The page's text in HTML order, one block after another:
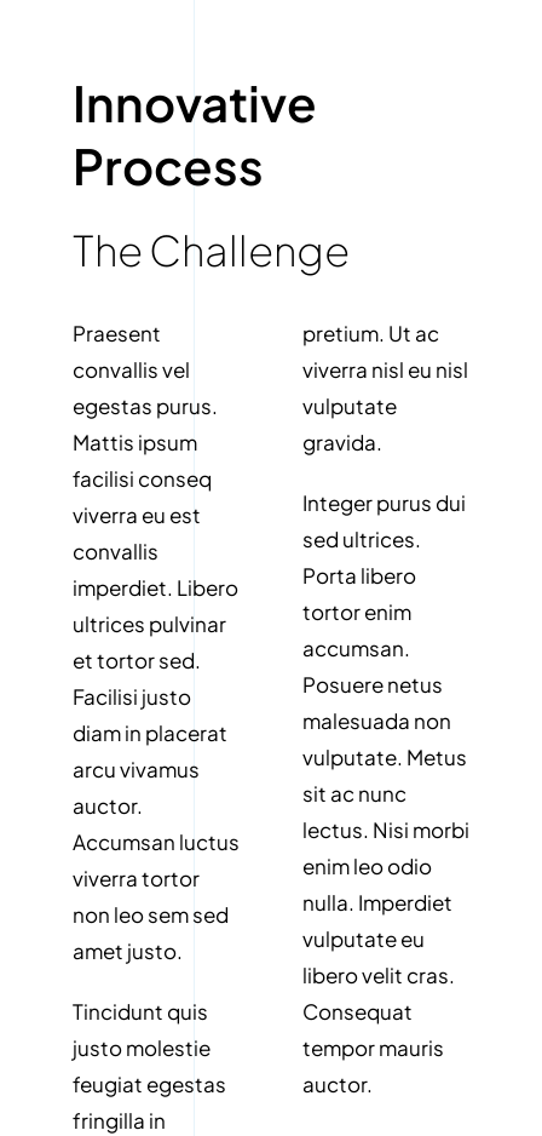
Innovative
Process
The Challenge
Praesent
convallis vel
egestas purus.
Mattis ipsum
facilisi conseq
viverra eu est
convallis
imperdiet. Libero
ultrices pulvinar
et tortor sed.
Facilisi justo
diam in placerat
arcu vivamus
auctor.
Accumsan luctus
viverra tortor
non leo sem sed
amet justo.
Tincidunt quis
justo molestie
feugiat egestas
fringilla in
pretium. Ut ac
viverra nisl eu nisl
vulputate
gravida.
Integer purus dui
sed ultrices.
Porta libero
tortor enim
accumsan.
Posuere netus
malesuada non
vulputate. Metus
sit ac nunc
lectus. Nisi morbi
enim leo odio
nulla. Imperdiet
vulputate eu
libero velit cras.
Consequat
tempor mauris
auctor.